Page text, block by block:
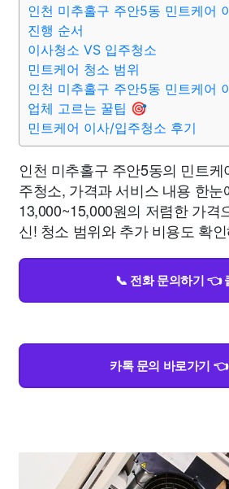
인천 미추홀구 주안5동 민트케어
진행 순서
이사청소 VS 입주청소
민트케어 청소 범위
인천 미추홀구 주안5동 민트케어
업체 고르는 꿀팁 🎯
민트케어 이사/입주청소 후기
인천 미추홀구 주안5동의 민트
주청소, 가격과 서비스 내용 한눈
13,000~15,000원의 저렴한 가격
신! 청소 범위와 추가 비용도 확
📞 전화 문의하기 👈
카톡 문의 바로가기